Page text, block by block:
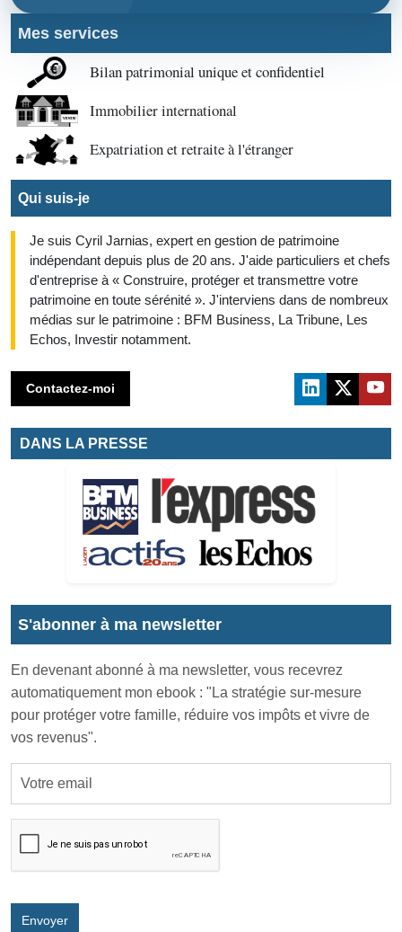
Mes services
Bilan patrimonial unique et confidentiel
Immobilier international
Expatriation et retraite à l'étranger
Qui suis-je
Je suis Cyril Jarnias, expert en gestion de patrimoine
indépendant depuis plus de 20 ans. J'aide particuliers et chefs
d'entreprise à « Construire, protéger et transmettre votre
patrimoine en toute sérénité ». J'interviens dans de nombreux
médias sur le patrimoine : BFM Business, La Tribune, Les
Echos, Investir notamment.
Contactez-moi
DANS LA PRESSE
S'abonner à ma newsletter
En devenant abonné à ma newsletter, vous recevrez
automatiquement mon ebook : "La stratégie sur-mesure
pour protéger votre famille, réduire vos impôts et vivre de
vos revenus".
Envoyer